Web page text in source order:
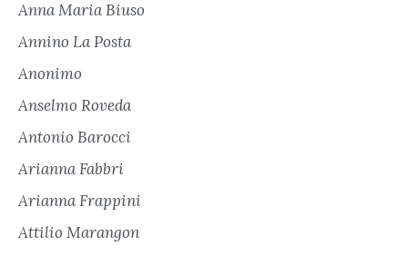
Anna Maria Biuso
Annino La Posta
Anonimo
Anselmo Roveda
Antonio Barocci
Arianna Fabbri
Arianna Frappini
Attilio Marangon